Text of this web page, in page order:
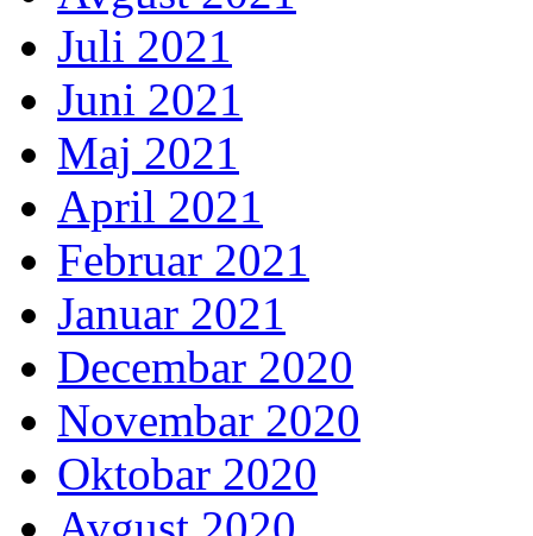
Juli 2021
Juni 2021
Maj 2021
April 2021
Februar 2021
Januar 2021
Decembar 2020
Novembar 2020
Oktobar 2020